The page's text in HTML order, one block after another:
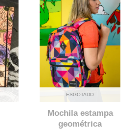
ESGOTADO
Mochila estampa
geométrica